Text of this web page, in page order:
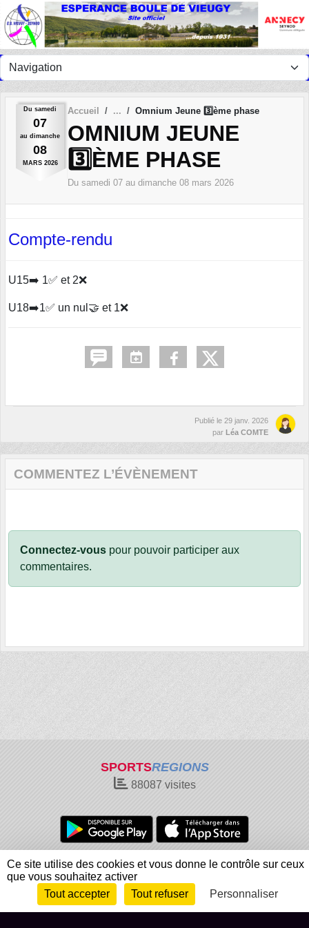
Du samedi
07
au dimanche
08
MARS 2026
Accueil Omnium Jeune 3️⃣ème phase
OMNIUM JEUNE
3️⃣ÈME PHASE
Du samedi 07 au dimanche 08 mars 2026
Compte-rendu
U15➡️ 1✅ et 2❌
U18➡️1✅ un nul🤝 et 1❌
Publié le 29 janv. 2026
par Léa COMTE
COMMENTEZ L’ÉVÈNEMENT
Connectez-vous pour pouvoir participer aux
commentaires.
SPORTSREGIONS
88087 visites
Charte cookies
Gestion des cookies
Informations légales
Signaler un contenu inapproprié
Envie de participer ?
Connexion
Panneau de gestion des cookies
Ce site utilise des cookies et vous donne le contrôle sur ceux
que vous souhaitez activer
Tout accepter
Tout refuser Personnaliser